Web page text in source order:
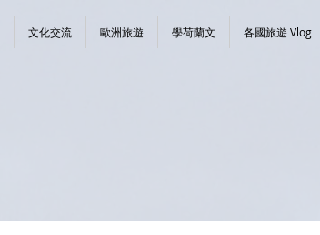
文化交流 歐洲旅遊 學荷蘭文 各國旅遊 Vlog